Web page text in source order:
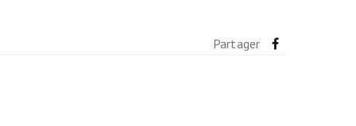
Partager